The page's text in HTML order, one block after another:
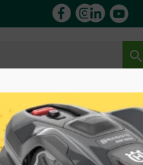
Occasions